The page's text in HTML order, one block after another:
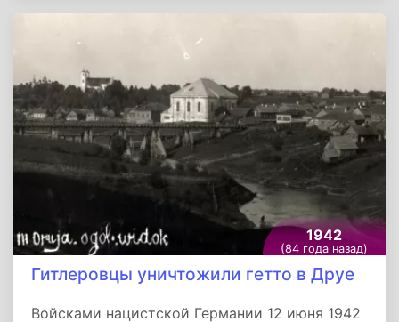
убийство главы государства Габриэля
всего 5 дней после инаугурации.
1942
(84 года назад)
Гитлеровцы уничтожили гетто в Друе
Войсками нацистской Германии 12 июня 1942